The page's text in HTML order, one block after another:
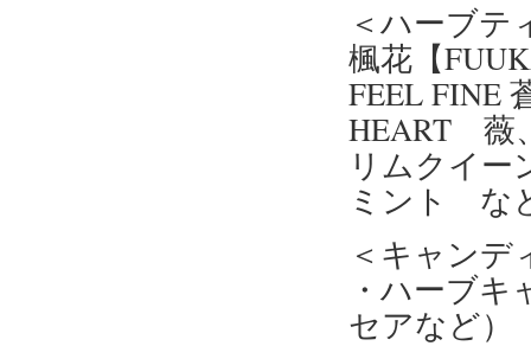
＜ハーブテ
楓花【
FEEL FINE
HEART 薇
リムクイー
ミント な
＜キャンデ
・ハーブ
セアなど）